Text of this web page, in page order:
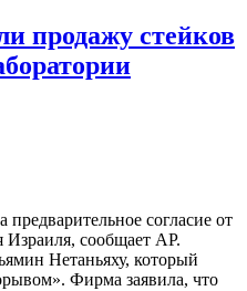
продажу стейков
согласие от
Израиля, сообщает AP.
Нетаньяху, который
Фирма заявила, что